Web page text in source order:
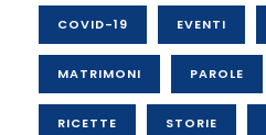
COVID-19 EVENTI
MATRIMONI PAROLE
RICETTE STORIE